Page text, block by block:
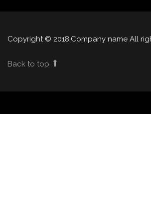
Copyright © 2018.Company name All
Back to top